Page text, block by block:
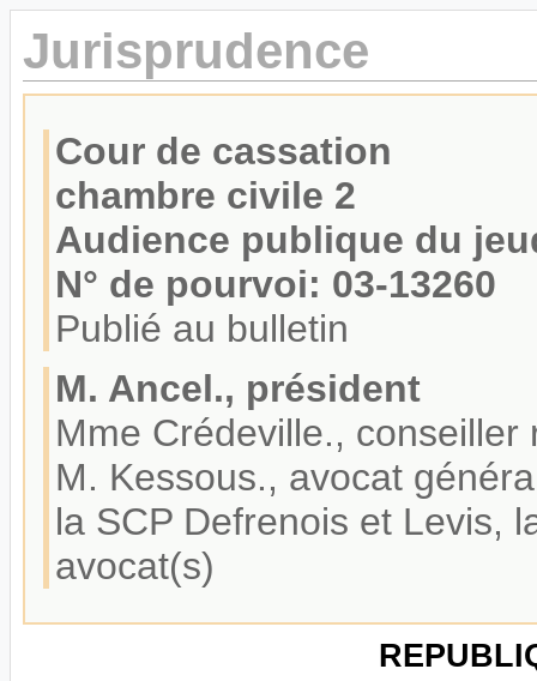
Jurisprudence
Cour de cassation
chambre civile 2
Audience publique du
N° de pourvoi: 03-13260
Publié au bulletin
M. Ancel., président
Mme Crédeville., conseiller
M. Kessous., avocat
la SCP Defrenois et Levis,
avocat(s)